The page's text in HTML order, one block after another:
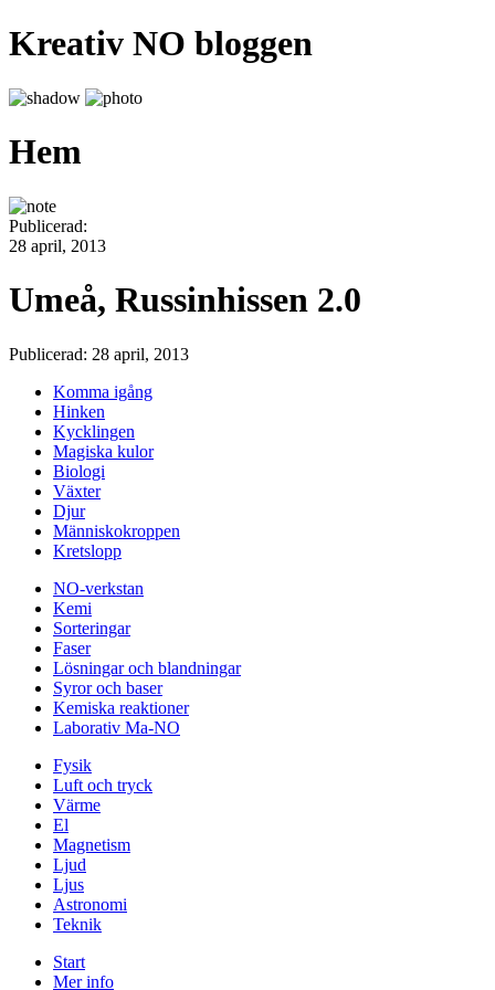
Kreativ NO bloggen
Hem
Publicerad:
28 april, 2013
Umeå, Russinhissen 2.0
Publicerad: 28 april, 2013
Komma igång
Hinken
Kycklingen
Magiska kulor
Biologi
Växter
Djur
Människokroppen
Kretslopp
NO-verkstan
Kemi
Sorteringar
Faser
Lösningar och blandningar
Syror och baser
Kemiska reaktioner
Laborativ Ma-NO
Fysik
Luft och tryck
Värme
El
Magnetism
Ljud
Ljus
Astronomi
Teknik
Start
Mer info